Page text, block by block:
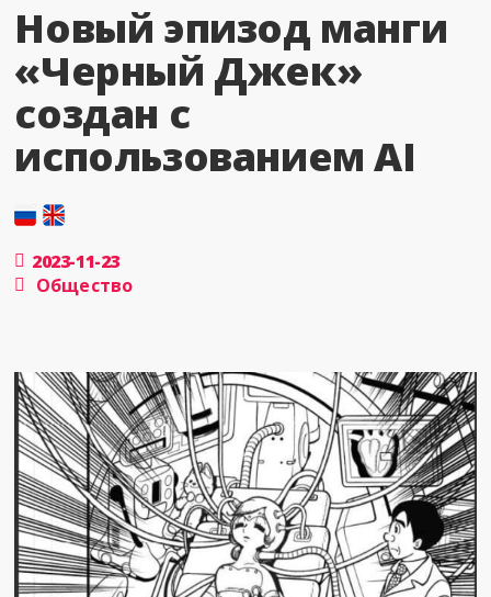
Новый эпизод манги
«Черный Джек»
создан с
использованием AI
2023-11-23
Общество